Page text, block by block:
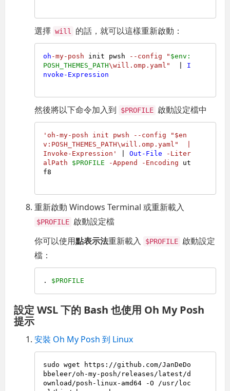
選擇 will 的話，就可以這樣重新啟動：
oh -my-posh init pwsh --config " $env:
POSH_THEMES_PATH\will.omp.yaml"
I
nvoke-Expression
然後將以下命令加入到 $PROFILE 啟動設定檔中
'oh-my-posh init pwsh --config "$en
v:POSH_THEMES_PATH\will.omp.yaml"  |
Invoke-Expression'
| Out-File
-Liter
alPath
$PROFILE -Append -Encoding ut
f8
重新啟動 Windows Terminal 或重新載入
$PROFILE 啟動設定檔
你可以使用點表示法重新載入 $PROFILE 啟動設定
檔：
. $PROFILE
設定 WSL 下的 Bash 也使用 Oh My Posh
提示
安裝 Oh My Posh 到 Linux
sudo wget https://github.com/JanDeDo
bbeleer/oh-my-posh/releases/latest/d
ownload/posh-linux-amd64 -O /usr/loc